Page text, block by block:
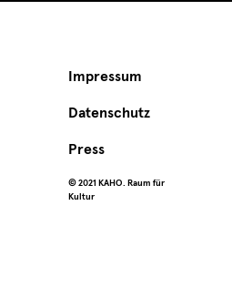
Impressum
Datenschutz
Press
©️ 2021 KAHO. Raum für
Kultur